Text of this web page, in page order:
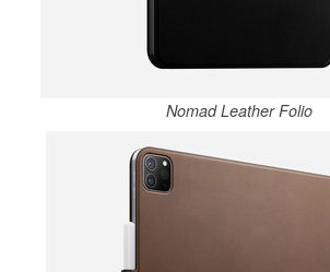
Nomad Leather Folio